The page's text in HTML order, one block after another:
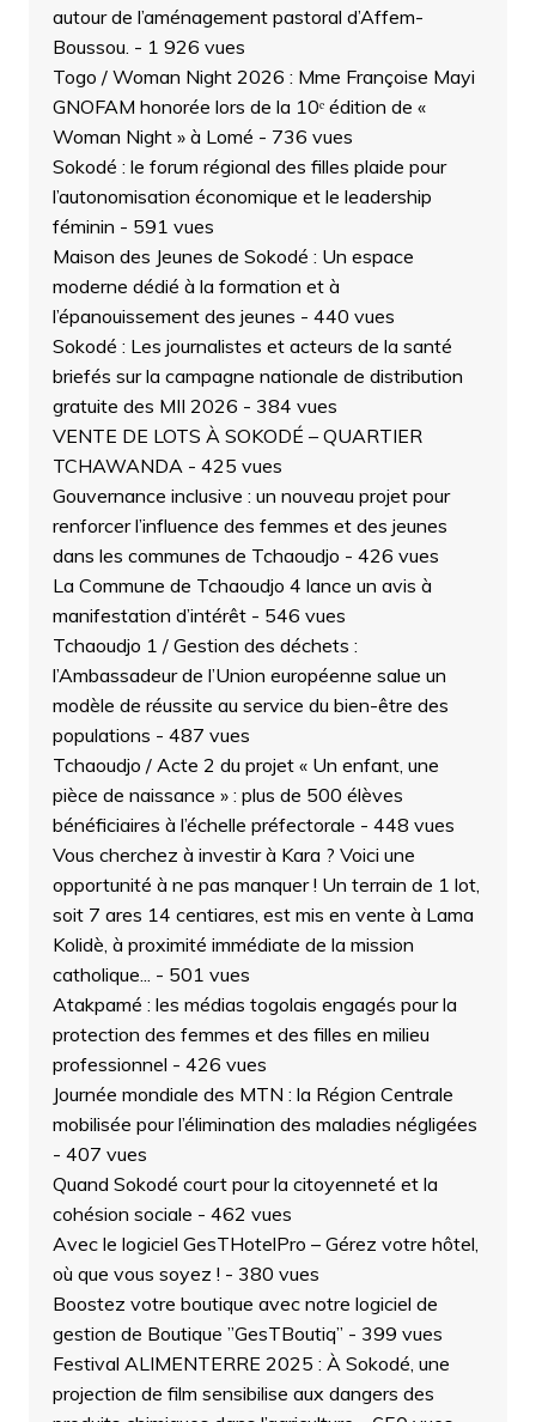
autour de l’aménagement pastoral d’Affem-
Boussou. - 1 926 vues
Togo / Woman Night 2026 : Mme Françoise Mayi
GNOFAM honorée lors de la 10ᵉ édition de «
Woman Night » à Lomé - 736 vues
Sokodé : le forum régional des filles plaide pour
l’autonomisation économique et le leadership
féminin - 591 vues
Maison des Jeunes de Sokodé : Un espace
moderne dédié à la formation et à
l’épanouissement des jeunes - 440 vues
Sokodé : Les journalistes et acteurs de la santé
briefés sur la campagne nationale de distribution
gratuite des MII 2026 - 384 vues
VENTE DE LOTS À SOKODÉ – QUARTIER
TCHAWANDA - 425 vues
Gouvernance inclusive : un nouveau projet pour
renforcer l’influence des femmes et des jeunes
dans les communes de Tchaoudjo - 426 vues
La Commune de Tchaoudjo 4 lance un avis à
manifestation d’intérêt- 546 vues
Tchaoudjo 1 / Gestion des déchets :
l’Ambassadeur de l’Union européenne salue un
modèle de réussite au service du bien-être des
populations - 487 vues
Tchaoudjo / Acte 2 du projet « Un enfant, une
pièce de naissance » : plus de 500 élèves
bénéficiaires à l’échelle préfectorale - 448 vues
Vous cherchez à investir à Kara ? Voici une
opportunité à ne pas manquer ! Un terrain de 1 lot,
soit 7 ares 14 centiares, est mis en vente à Lama
Kolidè, à proximité immédiate de la mission
catholique...
- 501 vues
Atakpamé : les médias togolais engagés pour la
protection des femmes et des filles en milieu
professionnel - 426 vues
Journée mondiale des MTN : la Région Centrale
mobilisée pour l’élimination des maladies négligées
- 407 vues
Quand Sokodé court pour la citoyenneté et la
cohésion sociale - 462 vues
Avec le logiciel GesTHotelPro – Gérez votre hôtel,
où que vous soyez ! - 380 vues
Boostez votre boutique avec notre logiciel de
gestion de Boutique ”GesTBoutiq” - 399 vues
Festival ALIMENTERRE 2025 : À Sokodé, une
projection de film sensibilise aux dangers des